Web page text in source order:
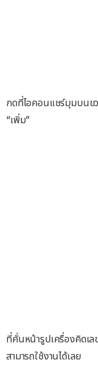
กดที่ไอคอนแชร์มุมบนข
“เพิ่ม”
ที่คั่นหน้ารูปเครื่องคิดเ
สามารถใช้งานได้เลย